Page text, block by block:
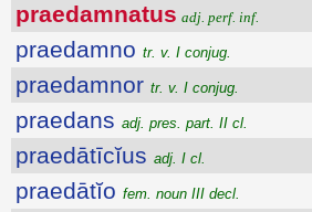
praedamnatus adj. perf. inf.
praedamno tr. v. I conjug.
praedamnor tr. v. I conjug.
praedans adj. pres. part. II cl.
praedātīcĭus adj. I cl.
praedātĭo fem. noun III decl.